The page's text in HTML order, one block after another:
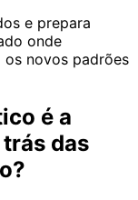
e prepara
onde
novos padrões
é a
das